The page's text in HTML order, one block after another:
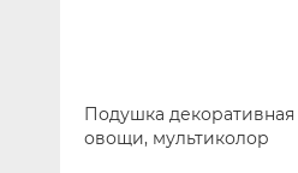
Подушка декоративная
овощи, мультиколор